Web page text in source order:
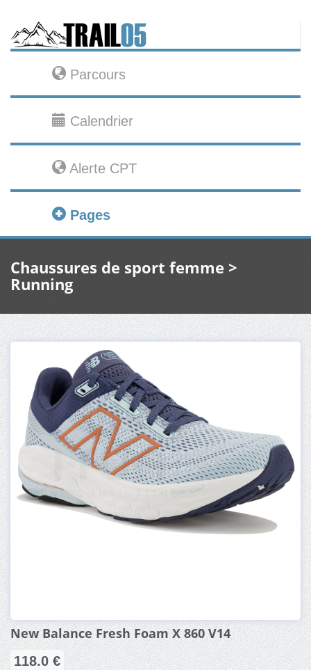
Parcours
Calendrier
Alerte CPT
Pages
Chaussures de sport femme >
Running
New Balance Fresh Foam X 860 V14
118.0 €